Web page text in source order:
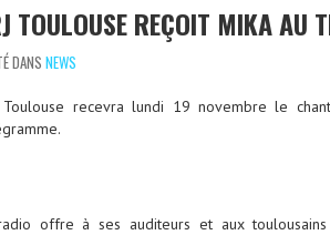
TOULOUSE REÇOIT MIKA AU
DANSNEWS
Toulouse recevra lundi 19 novembre le
offre à ses auditeurs et aux